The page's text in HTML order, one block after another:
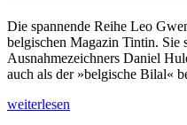
Die spannende Reihe Leo
belgischen Magazin Tintin. Sie
Ausnahmezeichners Daniel
auch als der »belgische Bilal«
weiterlesen